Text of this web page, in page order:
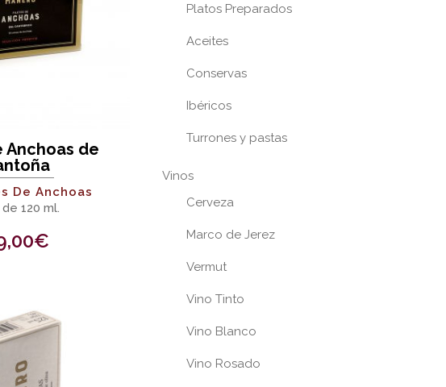
Anchoas de
De Anchoas
120 ml.
€
Platos Preparados
Aceites
Conservas
Ibéricos
Turrones y pastas
Vinos
Cerveza
Marco de Jerez
Vermut
Vino Tinto
Vino Blanco
Vino Rosado